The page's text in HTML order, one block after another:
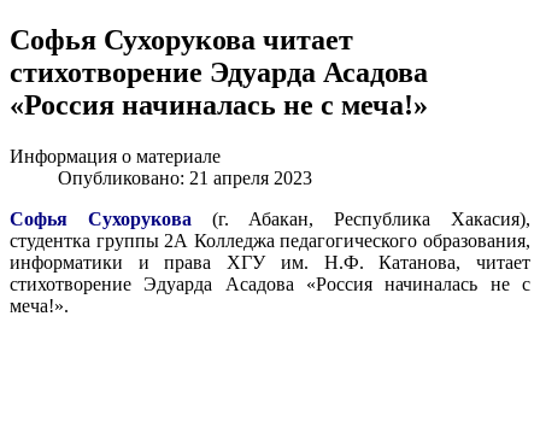
Софья Сухорукова читает
стихотворение Эдуарда Асадова
«Россия начиналась не с меча!»
Информация о материале
Опубликовано: 21 апреля 2023
Софья Сухорукова (г. Абакан, Республика Хакасия),
студентка группы 2А Колледжа педагогического образования,
информатики и права ХГУ им. Н.Ф. Катанова, читает
стихотворение Эдуарда Асадова «Россия начиналась не с
меча!».